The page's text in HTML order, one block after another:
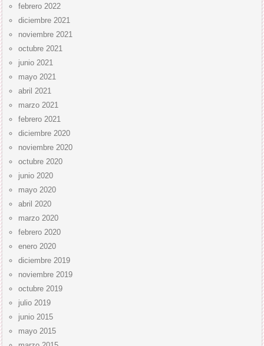
febrero 2022
diciembre 2021
noviembre 2021
octubre 2021
junio 2021
mayo 2021
abril 2021
marzo 2021
febrero 2021
diciembre 2020
noviembre 2020
octubre 2020
junio 2020
mayo 2020
abril 2020
marzo 2020
febrero 2020
enero 2020
diciembre 2019
noviembre 2019
octubre 2019
julio 2019
junio 2015
mayo 2015